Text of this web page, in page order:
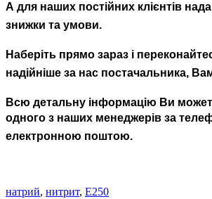
А для наших постійних клієнтів
знижки та умови.
Наберіть прямо зараз і
надійніше за нас постачальника,
Всю детальну інформацію Ви
одного з наших менеджерів за
електронною поштою.
натрий, нитрит, Е250